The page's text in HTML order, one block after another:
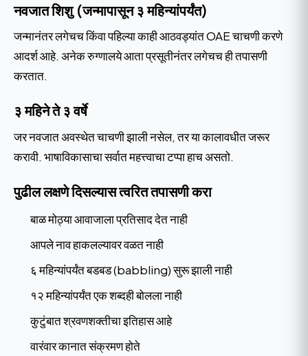
नवजात शिशु (जन्मापासून ३ महिन्यांपर्यंत)
जन्मानंतर लगेचच किंवा पहिल्या काही आठवड्यांत OAE चाचणी करणे
आदर्श आहे. अनेक रुग्णालये आता प्रसूतीनंतर लगेचच ही तपासणी
करतात.
३ महिने ते ३ वर्षे
जर नवजात अवस्थेत चाचणी झाली नसेल, तर या कालावधीत जरूर
करावी. भाषाविकासाचा सर्वात महत्त्वाचा टप्पा हाच असतो.
पुढील लक्षणे दिसल्यास त्वरित तपासणी करा
बाळ मोठ्या आवाजाला प्रतिसाद देत नाही
आपले नाव हाकलल्यावर वळत नाही
६ महिन्यांपर्यंत बडबड (babbling) सुरू झाली नाही
१२ महिन्यांपर्यंत एक शब्दही बोलला नाही
कुटुंबात श्रवणशक्तीचा इतिहास आहे
वारंवार कानात संक्रमण होते